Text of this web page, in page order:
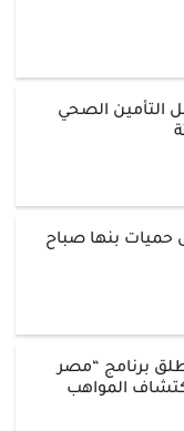
التأمين الصحي
حميات بنها صباح
برنامج “مصر
المواهب